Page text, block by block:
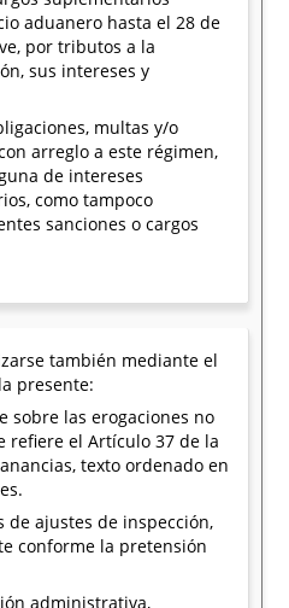
aduanero hasta el 28 de
por tributos a la
sus intereses y
multas y/o
arreglo a este régimen,
de intereses
como tampoco
sanciones o cargos
también mediante el
presente:
sobre las erogaciones no
refiere el Artículo 37 de la
texto ordenado en
de ajustes de inspección,
conforme la pretensión
administrativa,